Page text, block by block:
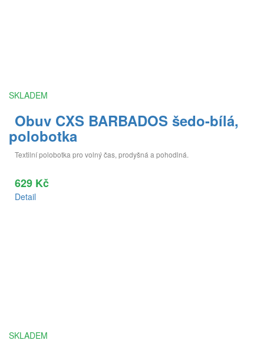
SKLADEM
Obuv CXS BARBADOS šedo-bílá,
polobotka
Textilní polobotka pro volný čas, prodyšná a pohodlná.
629 Kč
Detail
SKLADEM